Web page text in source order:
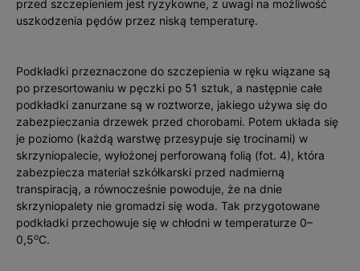
przed szczepieniem jest ryzykowne, z uwagi na możliwość
uszkodzenia pędów przez niską temperaturę.
Podkładki przeznaczone do szczepienia w ręku wiązane są
po przesortowaniu w pęczki po 51 sztuk, a następnie całe
podkładki zanurzane są w roztworze, jakiego używa się do
zabezpieczania drzewek przed chorobami. Potem układa się
je poziomo (każdą warstwę przesypuje się trocinami) w
skrzyniopalecie, wyłożonej perforowaną folią (fot. 4), która
zabezpiecza materiał szkółkarski przed nadmierną
transpiracją, a równocześnie powoduje, że na dnie
skrzyniopalety nie gromadzi się woda. Tak przygotowane
podkładki przechowuje się w chłodni w temperaturze 0–
0,5oC.